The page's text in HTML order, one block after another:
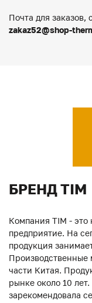
Почта для заказов,
zakaz52@shop-
БРЕНД TIM
Компания TIM - это
предприятие. На
продукция
части Китая.
рынке около 10
зарекомендовала